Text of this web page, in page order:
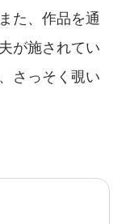
た、作品を通
が施されてい
さっそく覗い